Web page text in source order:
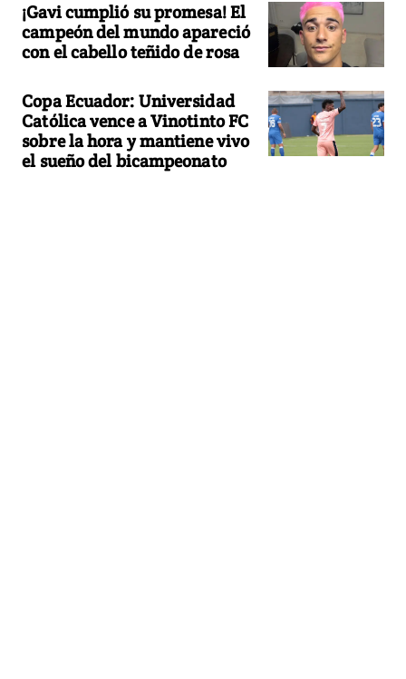
¡Gavi cumplió su promesa! El
campeón del mundo apareció
con el cabello teñido de rosa
Copa Ecuador: Universidad
Católica vence a Vinotinto FC
sobre la hora y mantiene vivo
el sueño del bicampeonato